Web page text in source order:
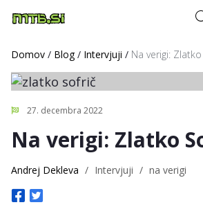
Domov / Blog/ Intervjuji / Na verigi:
27. decembra 2022
Na verigi: Zlatko
Andrej Dekleva / Intervjuji / na verigi